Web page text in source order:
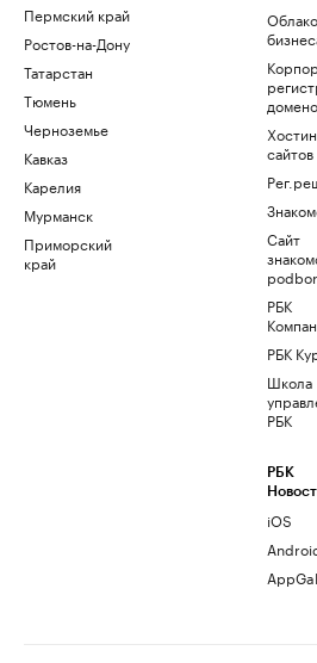
Пермский край
Ростов-на-Дону
Татарстан
Тюмень
Черноземье
Кавказ
Карелия
Мурманск
Приморский
край
сайтов
Сайт
РБК
РБК
Школа
РБК
РБК
iOS